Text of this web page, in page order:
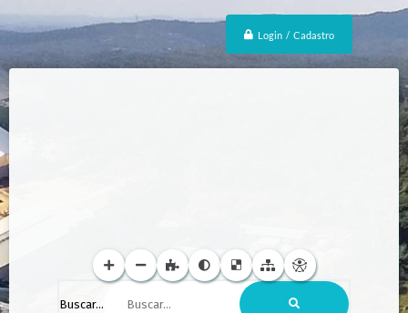
Login / Cadastro
Buscar...